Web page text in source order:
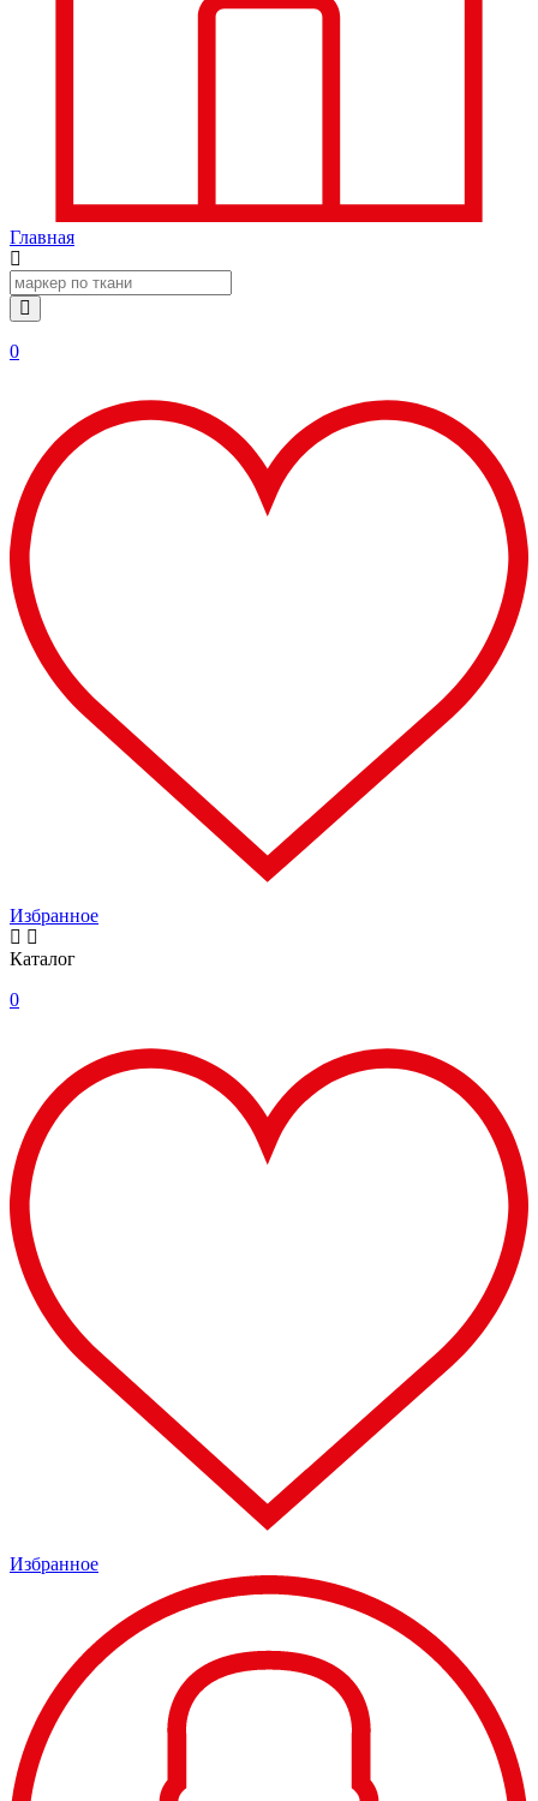
Главная
0
Избранное
Каталог
0
Избранное